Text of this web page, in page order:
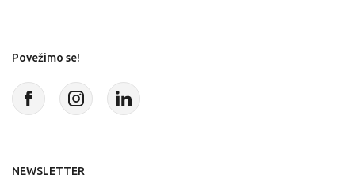
Povežimo se!
NEWSLETTER